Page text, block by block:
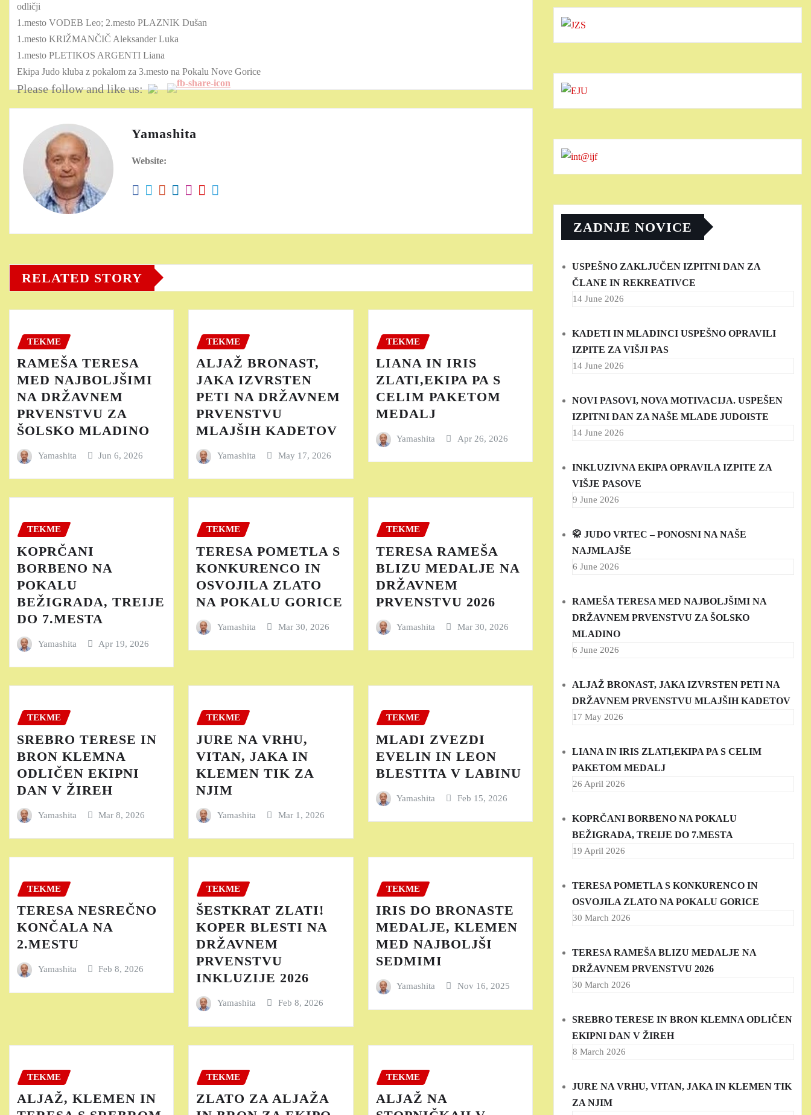
odličji
1.mesto VODEB Leo; 2.mesto PLAZNIK Dušan
1.mesto KRIŽMANČIČ Aleksander Luka
1.mesto PLETIKOS ARGENTI Liana
Ekipa Judo kluba z pokalom za 3.mesto na Pokalu Nove Gorice
Please follow and like us:
Yamashita
Website:
RELATED STORY
TEKME
RAMEŠA TERESA
MED NAJBOLJŠIMI
NA DRŽAVNEM
PRVENSTVU ZA
ŠOLSKO MLADINO
Yamashita Jun 6, 2026
TEKME
ALJAŽ BRONAST,
JAKA IZVRSTEN
PETI NA DRŽAVNEM
PRVENSTVU
MLAJŠIH KADETOV
Yamashita May 17, 2026
TEKME
LIANA IN IRIS
ZLATI,EKIPA PA S
CELIM PAKETOM
MEDALJ
Yamashita Apr 26, 2026
TEKME
KOPRČANI
BORBENO NA
POKALU
BEŽIGRADA, TREIJE
DO 7.MESTA
Yamashita Apr 19, 2026
TEKME
TERESA POMETLA S
KONKURENCO IN
OSVOJILA ZLATO
NA POKALU GORICE
Yamashita Mar 30, 2026
TEKME
TERESA RAMEŠA
BLIZU MEDALJE NA
DRŽAVNEM
PRVENSTVU 2026
Yamashita Mar 30, 2026
TEKME
SREBRO TERESE IN
BRON KLEMNA
ODLIČEN EKIPNI
DAN V ŽIREH
Yamashita Mar 8, 2026
TEKME
JURE NA VRHU,
VITAN, JAKA IN
KLEMEN TIK ZA
NJIM
Yamashita Mar 1, 2026
TEKME
MLADI ZVEZDI
EVELIN IN LEON
BLESTITA V LABINU
Yamashita Feb 15, 2026
TEKME
TERESA NESREČNO
KONČALA NA
2.MESTU
Yamashita Feb 8, 2026
TEKME
ŠESTKRAT ZLATI!
KOPER BLESTI NA
DRŽAVNEM
PRVENSTVU
INKLUZIJE 2026
Yamashita Feb 8, 2026
TEKME
IRIS DO BRONASTE
MEDALJE, KLEMEN
MED NAJBOLJŠI
SEDMIMI
Yamashita Nov 16, 2025
TEKME
ALJAŽ, KLEMEN IN
TEKME
ZLATO ZA ALJAŽA
TEKME
ALJAŽ NA
ZADNJE NOVICE
USPEŠNO ZAKLJUČEN IZPITNI DAN ZA
ČLANE IN REKREATIVCE
14 June 2026
KADETI IN MLADINCI USPEŠNO OPRAVILI
IZPITE ZA VIŠJI PAS
14 June 2026
NOVI PASOVI, NOVA MOTIVACIJA. USPEŠEN
IZPITNI DAN ZA NAŠE MLADE JUDOISTE
14 June 2026
INKLUZIVNA EKIPA OPRAVILA IZPITE ZA
VIŠJE PASOVE
9 June 2026
🥋 JUDO VRTEC – PONOSNI NA NAŠE
NAJMLAJŠE
6 June 2026
RAMEŠA TERESA MED NAJBOLJŠIMI NA
DRŽAVNEM PRVENSTVU ZA ŠOLSKO
MLADINO
6 June 2026
ALJAŽ BRONAST, JAKA IZVRSTEN PETI NA
DRŽAVNEM PRVENSTVU MLAJŠIH KADETOV
17 May 2026
LIANA IN IRIS ZLATI,EKIPA PA S CELIM
PAKETOM MEDALJ
26 April 2026
KOPRČANI BORBENO NA POKALU
BEŽIGRADA, TREIJE DO 7.MESTA
19 April 2026
TERESA POMETLA S KONKURENCO IN
OSVOJILA ZLATO NA POKALU GORICE
30 March 2026
TERESA RAMEŠA BLIZU MEDALJE NA
DRŽAVNEM PRVENSTVU 2026
30 March 2026
SREBRO TERESE IN BRON KLEMNA ODLIČEN
EKIPNI DAN V ŽIREH
8 March 2026
JURE NA VRHU, VITAN, JAKA IN KLEMEN TIK
ZA NJIM